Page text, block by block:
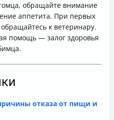
обращайте внимание
аппетита. При первых
к ветеринару.
помощь — залог здоровья
отказа от пищи и